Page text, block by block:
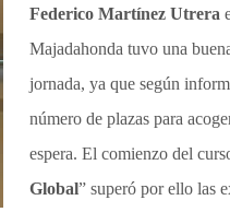
Federico Martínez Utrera
Majadahonda tuvo una
jornada, ya que según
número de plazas para
espera. El comienzo del
Global” superó por ello las